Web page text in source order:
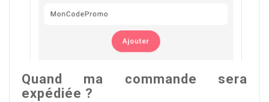
Quand ma commande sera
expédiée ?